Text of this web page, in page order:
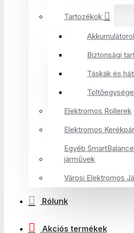
Tartozékok
Biztonsági
Táskák és
Elektromos Rollerek
Elektromos
Egyéb
járművek
Városi Elektromos
Rólunk
Akciós termékek